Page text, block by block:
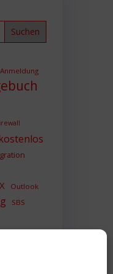
Anmeldung
kostenlos
Outlook
SBS
SIEM